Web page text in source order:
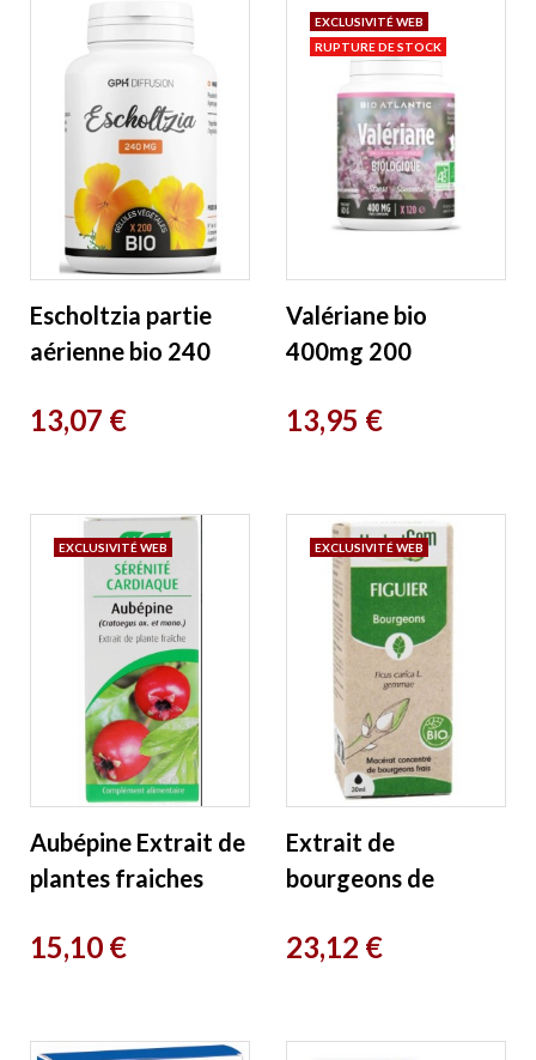
Escholtzia partie
aérienne bio 240
GPH Diffusion
Prix
13,07 €
Valériane bio
400mg 200
Atlantic
Prix
13,95 €
EXCLUSIVITÉ WEB
RUPTURE DE STOCK
Aubépine Extrait de
plantes fraiches
gouttes 50ml A.
Prix
15,10 €
EXCLUSIVITÉ WEB
Extrait de
bourgeons de
Herbalgem
Prix
23,12 €
EXCLUSIVITÉ WEB